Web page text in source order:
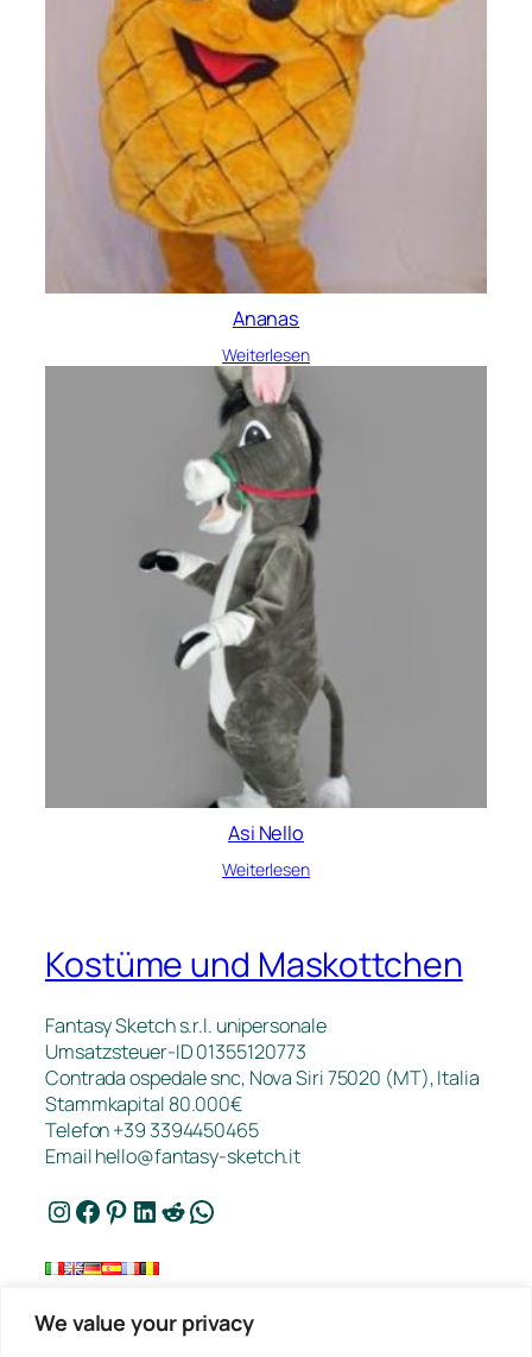
We value your privacy
Ananas
Weiterlesen
Asi Nello
Weiterlesen
Kostüme und Maskottchen
Fantasy Sketch s.r.l. unipersonale
Umsatzsteuer-ID 01355120773
Contrada ospedale snc, Nova Siri 75020 (MT), Italia
Stammkapital 80.000€
Telefon +39 3394450465
Emailhello@fantasy-sketch.it
Instagram Facebook Pinterest LinkedIn Reddit WhatsApp